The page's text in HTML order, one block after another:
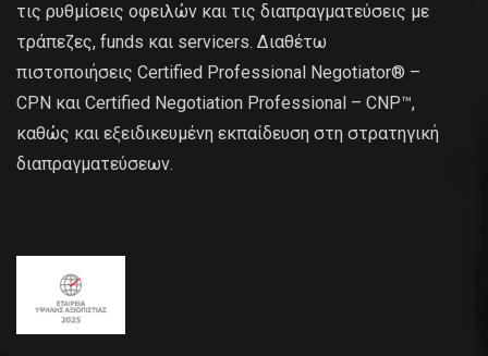
τις ρυθμίσεις οφειλών και τις διαπραγματεύσεις με
τράπεζες, funds και servicers. Διαθέτω
πιστοποιήσεις Certified Professional Negotiator® –
CPN και Certified Negotiation Professional – CNP™,
καθώς και εξειδικευμένη εκπαίδευση στη στρατηγική
διαπραγματεύσεων.